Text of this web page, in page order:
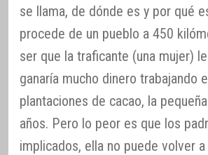
se llama, de dónde es y por qué
procede de un pueblo a 450
ser que la traficante (una mujer)
ganaría mucho dinero trabajando
plantaciones de cacao, la
años. Pero lo peor es que los
implicados, ella no puede volver